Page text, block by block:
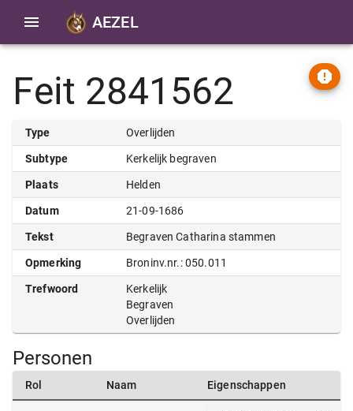
AEZEL
Feit 2841562
Type Overlijden
Subtype Kerkelijk begraven
Plaats Helden
Datum 21-09-1686
Tekst Begraven Catharina stammen
Opmerking Broninv.nr.: 050.011
Trefwoord
Kerkelijk
Begraven
Overlijden
Personen
Rol Naam Eigenschappen